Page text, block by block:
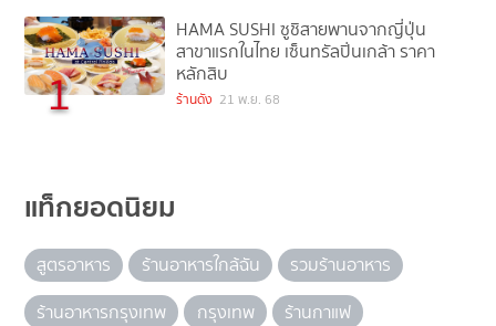
1
HAMA SUSHI ซูชิสายพานจากญี่ปุ่น
สาขาแรกในไทย เซ็นทรัลปิ่นเกล้า ราคา
หลักสิบ
ร้านดัง 21 พ.ย. 68
แท็กยอดนิยม
สูตรอาหาร ร้านอาหารใกล้ฉัน
รวมร้านอาหาร
ร้านอาหารกรุงเทพ
กรุงเทพ
ร้านกาแฟ